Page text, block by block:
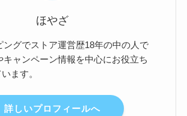
ほやざ
ングでストア運営歴18年の中の人で
キャンペーン情報を中心にお役立ち
ます。
詳しいプロフィールへ